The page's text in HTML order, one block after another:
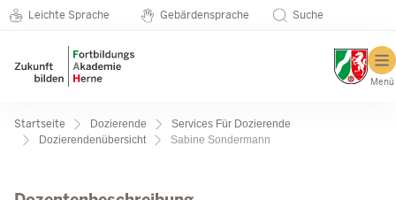
Direkt zum Inhalt Seminarkatalog
Metanavigation
Leichte Sprache Gebärdensprache Suche
Menü
Pfadnavigation
Startseite Dozierende
Services Für Dozierende
Dozierendenübersicht
Sabine Sondermann